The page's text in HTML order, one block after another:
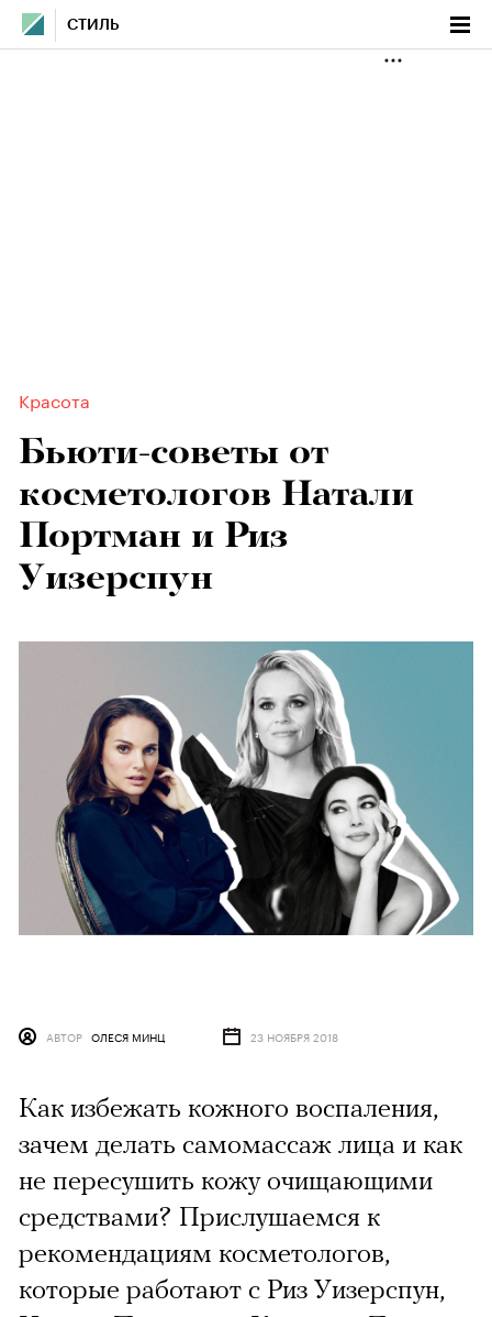
СТИЛЬ
Красота
Бьюти-советы от
косметологов Натали
Портман и Риз
Уизерспун
АВТОР ОЛЕСЯ МИНЦ 23 НОЯБРЯ 2018
Как избежать кожного воспаления,
зачем делать самомассаж лица и как
не пересушить кожу очищающими
средствами? Прислушаемся к
рекомендациям косметологов,
которые работают с Риз Уизерспун,